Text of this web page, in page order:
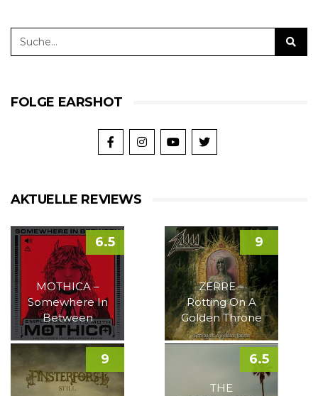
FOLGE EARSHOT
AKTUELLE REVIEWS
MOTHICA –
Somewhere In
Between
6.5
ZERRE –
Rotting On A
Golden Throne
9
9
THE
6.5